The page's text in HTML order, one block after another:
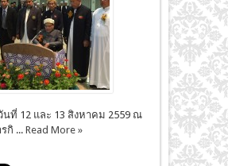
12 และ 13 สิงหาคม 2559 ณ
กิ ...Read More »